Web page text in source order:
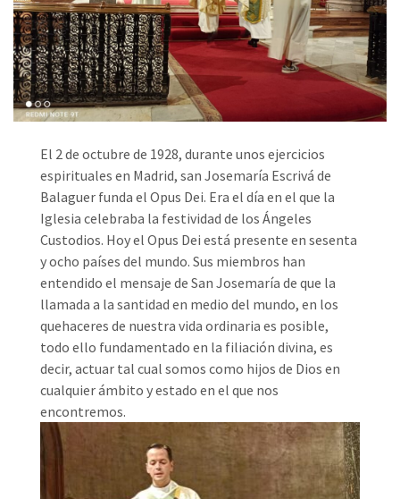
El 2 de octubre de 1928, durante unos ejercicios
espirituales en Madrid, san Josemaría Escrivá de
Balaguer funda el Opus Dei. Era el día en el que la
Iglesia celebraba la festividad de los Ángeles
Custodios. Hoy el Opus Dei está presente en sesenta
y ocho países del mundo. Sus miembros han
entendido el mensaje de San Josemaría de que la
llamada a la santidad en medio del mundo, en los
quehaceres de nuestra vida ordinaria es posible,
todo ello fundamentado en la filiación divina, es
decir, actuar tal cual somos como hijos de Dios en
cualquier ámbito y estado en el que nos
encontremos.